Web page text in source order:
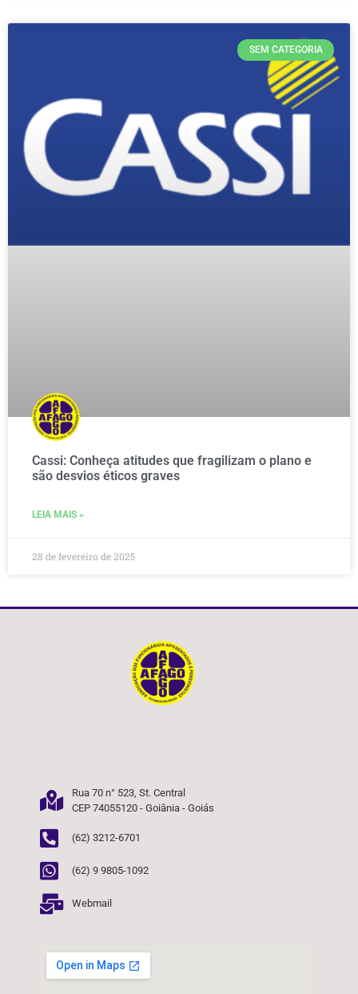
SEM CATEGORIA
Cassi: Conheça atitudes que fragilizam o plano e
são desvios éticos graves
LEIA MAIS »
28 de fevereiro de 2025
Rua 70 n° 523, St. Central
CEP 74055120 - Goiânia - Goiás
(62) 3212-6701
(62) 9 9805-1092
Webmail